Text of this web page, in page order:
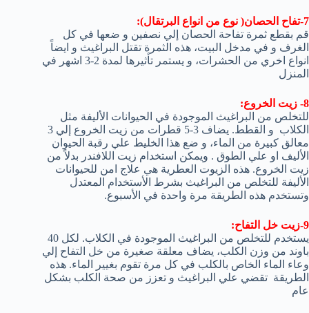
7-تفاح الحصان( نوع من انواع البرتقال):
قم بقطع ثمرة تفاحة الحصان إلي نصفين و ضعها في كل
الغرف و في مدخل البيت، هذه الثمرة تقتل البراغيث و ايضاً
انواع اخري من الحشرات، و يستمر تأثيرها لمدة 2-3 اشهر في
المنزل
8- زيت الخروع:
للتخلص من البراغيث الموجودة في الحيوانات الأليفة مثل
الكلاب و القطط. يضاف 3-5 قطرات من زيت الخروع إلي 3
معالق كبيرة من الماء، و ضع هذا الخليط علي رقبة الحيوان
الأليف او علي الطوق . ويمكن استخدام زيت اللافندر بدلاً من
زيت الخروع. هذه الزيوت العطرية هي علاج امن للحيوانات
الأليفة للتخلص من البراغيث بشرط الأستخدام المعتدل
وتستخدم هذه الطريقة مرة واحدة في الأسبوع.
9-زيت خل التفاح:
يستخدم للتخلص من البراغيث الموجودة في الكلاب. لكل 40
باوند من وزن الكلب، يضاف معلقة صغيرة من خل التفاح إلي
وعاء الماء الخاص بالكلب في كل مرة تقوم بغيير الماء. هذه
الطريقة تقضي علي البراغيث و تعزز من صحة الكلب بشكل
عام